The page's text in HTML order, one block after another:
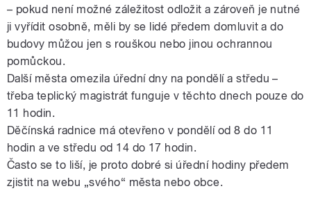
– pokud není možné záležitost odložit a zároveň je nutné
ji vyřídit osobně, měli by se lidé předem domluvit a do
budovy můžou jen s rouškou nebo jinou ochrannou
pomůckou.
Další města omezila úřední dny na pondělí a středu –
třeba teplický magistrát funguje v těchto dnech pouze do
11 hodin.
Děčínská radnice má otevřeno v pondělí od 8 do 11
hodin a ve středu od 14 do 17 hodin.
Často se to liší, je proto dobré si úřední hodiny předem
zjistit na webu „svého“ města nebo obce.